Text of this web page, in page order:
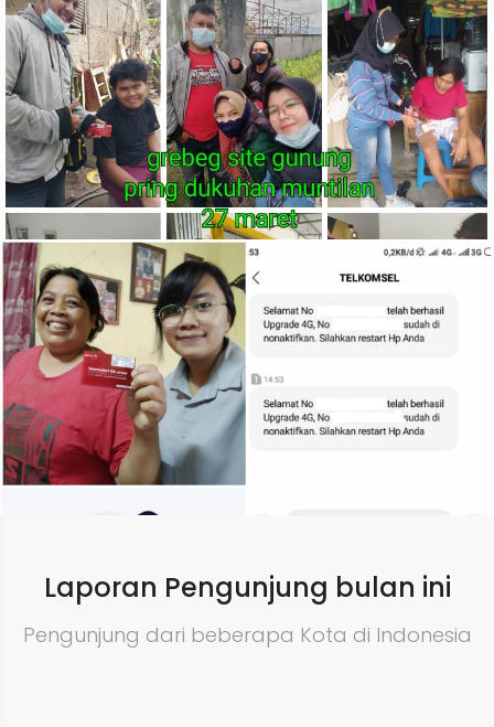
Laporan Pengunjung bulan ini
Pengunjung dari beberapa Kota di Indonesia